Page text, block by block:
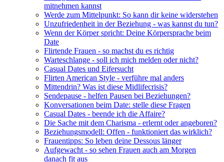
mitnehmen kannst
Werde zum Mittelpunkt: So kann dir keine widerstehen
Unzufriedenheit in der Beziehung - was kannst du tun?
Wenn der Körper spricht: Deine Körpersprache beim
Date
Flirtende Frauen - so machst du es richtig
Warteschlange - soll ich mich melden oder nicht?
Casual Dates und Eifersucht
Flirten American Style - verführe mal anders
Mittendrin? Was ist diese Midlifecrisis?
Sendepause - helfen Pausen bei Beziehungen?
Konversationen beim Date: stelle diese Fragen
Casual Dates - beende ich die Affaire?
Die Sache mit dem Charisma - erlernt oder angeboren?
Beziehungsmodell: Offen - funktioniert das wirklich?
Frauentipps: So leben deine Dessous länger
Aufgewacht - so sehen Frauen auch am Morgen
danach fit aus